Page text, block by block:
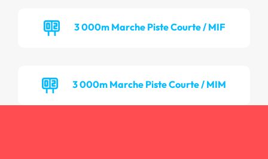
3 000m Marche Piste Courte / MIF
3 000m Marche Piste Courte / MIM